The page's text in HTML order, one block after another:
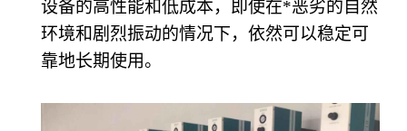
设备的高性能和低成本，即使在*恶劣的自然
环境和剧烈振动的情况下，依然可以稳定可
靠地长期使用。